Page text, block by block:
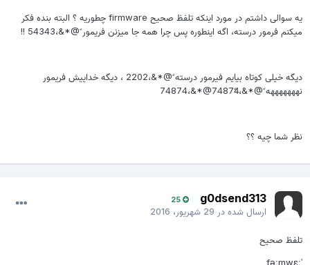
یه سوالی داشتم در مورد اینکه تلفظ صحیح firmware چطوریه ؟ البته بنده فکر
میکنم فرمور درسته، اگه اینطوره پس چرا همه جا میزنن فریمور ً@*&،54343 !!
دیگه خیلی کوتاه بیایم فیرمور درسته ً@*&،2202 ، دیگه خداییش فریمور
نهههههههه ً@*&،74874ً@*&،74874
نظر شما چیه ؟؟
g0dsend313
25
ارسال شده در29 شهریور، 2016
تلفظ صحیح